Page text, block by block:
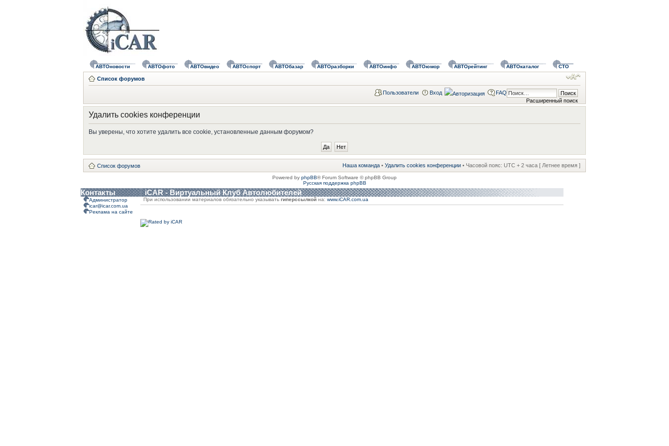
АВТОновости АВТОфото АВТОвидео АВТОспорт АВТОбазар АВТОразборки АВТОинфо АВТОюмор АВТОрейтинг АВТОкаталог СТО
Список форумов
Расширенный поиск
Пользователи Вход FAQ
Удалить cookies конференции
Вы уверены, что хотите удалить все cookie, установленные данным форумом?
Список форумов Наша команда • Удалить cookies конференции • Часовой пояс: UTC + 2 часа [ Летнее время ]
Powered by phpBB® Forum Software © phpBB Group
Русская поддержка phpBB
Контакты iCAR - Виртуальный Клуб Автолюбителей
Администратор
icar@icar.com.ua
Реклама на сайте
При использовании материалов обязательно указывать гиперссылкой на: www.iCAR.com.ua